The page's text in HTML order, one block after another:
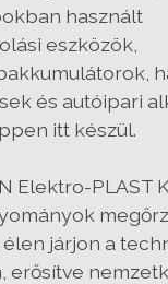
használt
eszközök,
és autóipari
itt készül.
Elektro-PLAST
járjon a
erősítve